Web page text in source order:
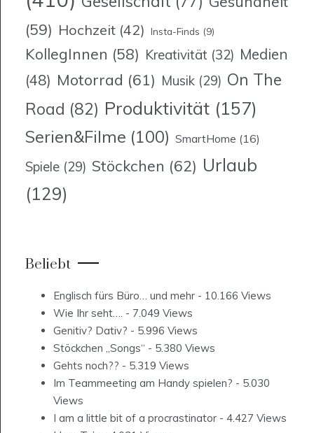
(59) Hochzeit (42) Insta-Finds (9)
KollegInnen (58) Kreativität (32) Medien
(48) Motorrad (61) Musik (29) On The
Road (82) Produktivität (157)
Serien&Filme (100) SmartHome (16)
Spiele (29) Stöckchen (62) Urlaub
(129)
Beliebt
Englisch fürs Büro… und mehr - 10.166 Views
Wie Ihr seht…. - 7.049 Views
Genitiv? Dativ? - 5.996 Views
Stöckchen „Songs“ - 5.380 Views
Gehts noch?? - 5.319 Views
Im Teammeeting am Handy spielen? - 5.030
Views
I am a little bit of a procrastinator - 4.427 Views